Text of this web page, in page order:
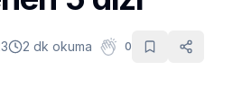
2 dk okuma 0